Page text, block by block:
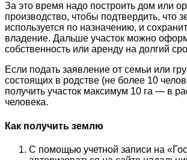
За это время надо построить дом или
производство, чтобы подтвердить, что
используется по назначению, и
владение. Дальше участок можно
собственность или аренду на долгий
Если подать заявление от семьи или
состоящих в родстве (не более 10
получить участок максимум 10 га — в
человека.
Как получить землю
С помощью учетной записи на